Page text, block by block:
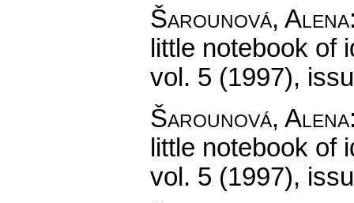
Šarounová, Alena
little notebook of
vol. 5 (1997),
Šarounová, Alena
little notebook of
vol. 5 (1997),